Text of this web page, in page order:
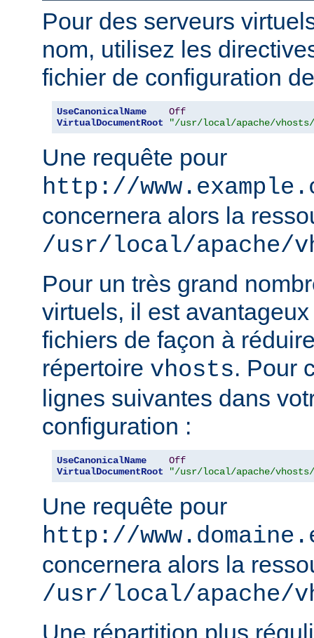
Pour des serveurs
nom, utilisez les
fichier de configuration
UseCanonicalName
Off
VirtualDocumentRoot
"/usr/local/apache/vhosts/
Une requête pour
http://
concernera alors la
/usr/local/apache/
Pour un très grand
virtuels, il est
fichiers de façon à
répertoire vhosts. Pour
lignes suivantes dans
configuration :
UseCanonicalName
Off
VirtualDocumentRoot
"/usr/local/apache/vhosts/
Une requête pour
http://
concernera alors la
/usr/local/apache/
Une répartition plus